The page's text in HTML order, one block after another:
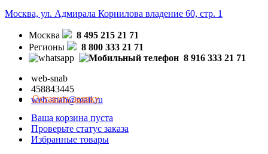
Москва, ул. Адмирала Корнилова владение 60, стр. 1
Москва
8 495 215 21 71
Регионы
8 800 333 21 71
8 916 333 21 71
web-snab
458843445
web-snab@mail.ru
Оставить заявку
Ваша корзина пуста
Проверьте статус заказа
Избранные товары